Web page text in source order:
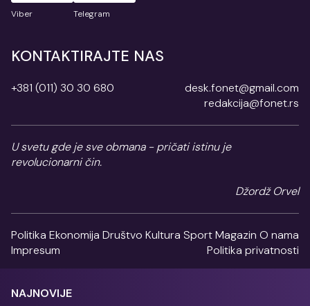
Viber Telegram
KONTAKTIRAJTE NAS
+381 (011) 30 30 680
desk.fonet@gmail.com
redakcija@fonet.rs
U svetu gde je sve obmana - pričati istinu je
revolucionarni čin.
Džordž Orvel
Politika Ekonomija Društvo Kultura SportMagazin O nama
Impresum
Politika privatnosti
NAJNOVIJE